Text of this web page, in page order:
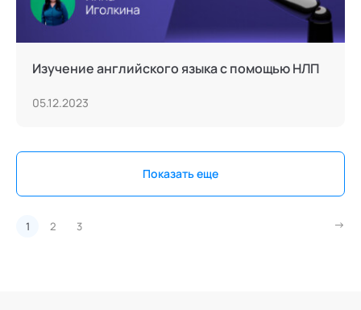
Изучение английского языка с помощью НЛП
05.12.2023
Показать еще
1 2 3